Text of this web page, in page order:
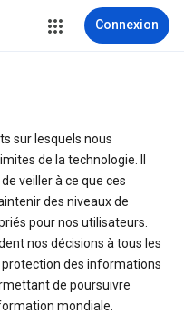
Connexion
sur lesquels nous
de la technologie. Il
veiller à ce que ces
des niveaux de
pour nos utilisateurs.
nos décisions à tous les
des informations
de poursuivre
mondiale.